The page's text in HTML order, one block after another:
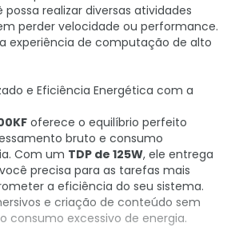
realizar diversas atividades
perder velocidade ou performance.
experiência de computação de alto
e Eficiência Energética com a
oferece o equilíbrio perfeito
bruto e consumo
Com um TDP de 125W, ele entrega
precisa para as tarefas mais
a eficiência do seu sistema.
e criação de conteúdo sem
consumo excessivo de energia.